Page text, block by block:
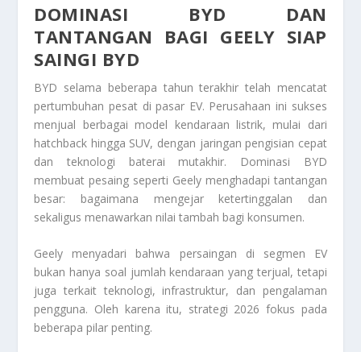
DOMINASI BYD DAN
TANTANGAN BAGI GEELY SIAP
SAINGI BYD
BYD selama beberapa tahun terakhir telah mencatat
pertumbuhan pesat di pasar EV. Perusahaan ini sukses
menjual berbagai model kendaraan listrik, mulai dari
hatchback hingga SUV, dengan jaringan pengisian cepat
dan teknologi baterai mutakhir. Dominasi BYD
membuat pesaing seperti Geely menghadapi tantangan
besar: bagaimana mengejar ketertinggalan dan
sekaligus menawarkan nilai tambah bagi konsumen.
Geely menyadari bahwa persaingan di segmen EV
bukan hanya soal jumlah kendaraan yang terjual, tetapi
juga terkait teknologi, infrastruktur, dan pengalaman
pengguna. Oleh karena itu, strategi 2026 fokus pada
beberapa pilar penting.